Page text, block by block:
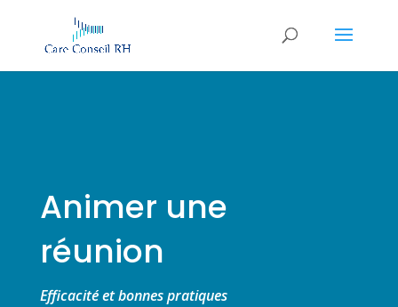
Animer une
réunion
Efficacité et bonnes pratiques